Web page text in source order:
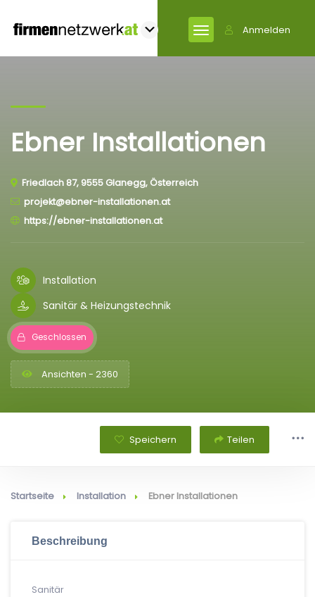
Anmelden
Ebner Installationen
Friedlach 87, 9555 Glanegg, Österreich
projekt@ebner-installationen.at
https://ebner-installationen.at
Installation
Sanitär & Heizungstechnik
Geschlossen
Ansichten - 2360
Speichern Teilen
Startseite Installation Ebner Installationen
Beschreibung
Sanitär